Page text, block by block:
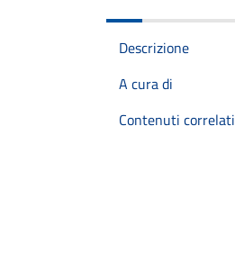
Descrizione
A cura di
Contenuti correlati